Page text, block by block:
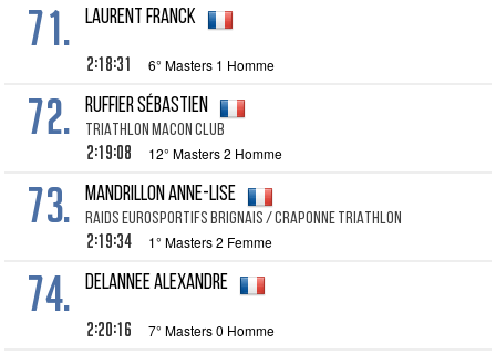
71. LAURENT Franck
2:18:31 6° Masters 1 Homme
72. RUFFIER Sébastien
TRIATHLON MACON CLUB
2:19:08 12° Masters 2 Homme
73. MANDRILLON Anne-Lise
RAIDS EUROSPORTIFS BRIGNAIS / CRAPONNE TRIATHLON
2:19:34 1° Masters 2 Femme
74. DELANNEE Alexandre
2:20:16 7° Masters 0 Homme